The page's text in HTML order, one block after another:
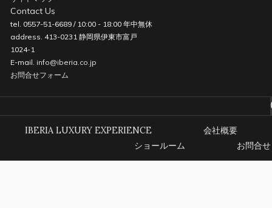
Contact Us
tel. 0557-51-6689 / 10:00 - 18:00 年中無休
address. 413-0231 静岡県伊東市富戸
1024-1
E-mail. info@iberia.co.jp
お問合せフォーム
IBERIA LUXURY EXPERIENCE
会社概要
ショールーム
お問合せ